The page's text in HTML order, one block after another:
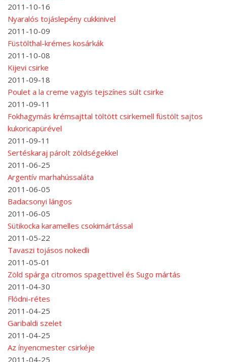
2011-10-16
Nyaralós tojáslepény cukkinivel
2011-10-09
Füstölthal-krémes kosárkák
2011-10-08
Kijevi csirke
2011-09-18
Poulet a la creme vagyis tejszínes sült csirke
2011-09-11
Fokhagymás krémsajttal töltött csirkemell füstölt sajtos
kukoricapürével
2011-09-11
Sertéskaraj párolt zöldségekkel
2011-06-25
Argentív marhahússaláta
2011-06-05
Badacsonyi lángos
2011-06-05
Sütikocka karamelles csokimártással
2011-05-22
Tavaszi tojásos nokedli
2011-05-01
Zöld spárga citromos spagettivel és Sugo mártás
2011-04-30
Flódni-rétes
2011-04-25
Garibaldi szelet
2011-04-25
Az ínyencmester csirkéje
2011-04-25